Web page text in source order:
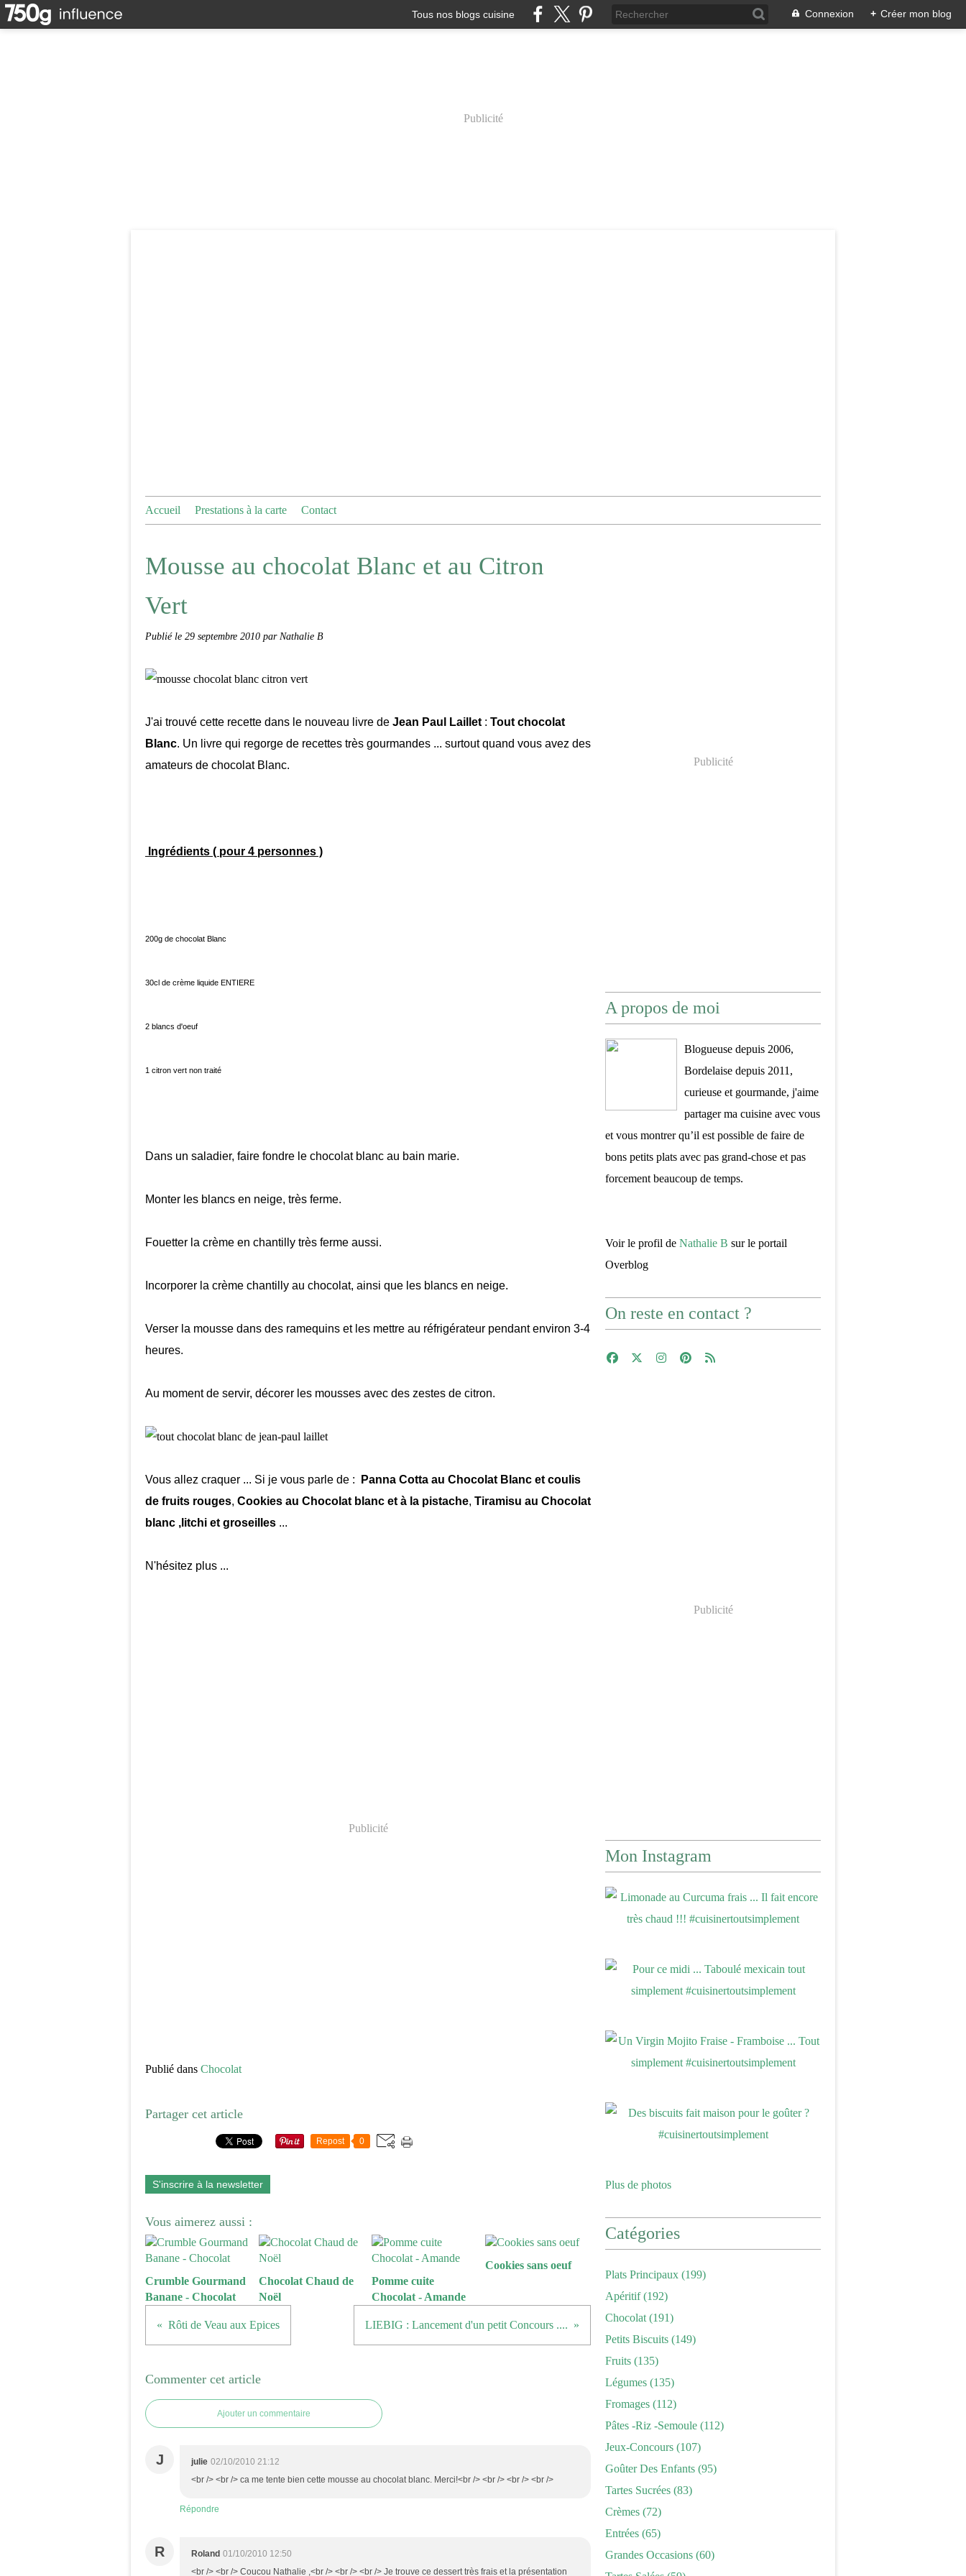
Tous nos blogs cuisine Connexion + Créer mon blog
Publicité
Accueil Prestations à la carte Contact
Mousse au chocolat Blanc et au Citron
Vert
Publié le 29 septembre 2010 par Nathalie B
J'ai trouvé cette recette dans le nouveau livre de Jean Paul Laillet : Tout chocolat
Blanc. Un livre qui regorge de recettes très gourmandes ... surtout quand vous avez des
amateurs de chocolat Blanc.
Ingrédients ( pour 4 personnes )
200g de chocolat Blanc
30cl de crème liquide ENTIERE
2 blancs d'oeuf
1 citron vert non traité
Dans un saladier, faire fondre le chocolat blanc au bain marie.
Monter les blancs en neige, très ferme.
Fouetter la crème en chantilly très ferme aussi.
Incorporer la crème chantilly au chocolat, ainsi que les blancs en neige.
Verser la mousse dans des ramequins et les mettre au réfrigérateur pendant environ 3-4
heures.
Au moment de servir, décorer les mousses avec des zestes de citron.
Vous allez craquer ... Si je vous parle de :
Panna Cotta au Chocolat Blanc et coulis
de fruits rouges, Cookies au Chocolat blanc et à la pistache, Tiramisu au Chocolat
blanc ,litchi et groseilles ...
N'hésitez plus ...
Publicité
Publié dans Chocolat
Partager cet article
Repost 0
S'inscrire à la newsletter
Vous aimerez aussi :
Crumble Gourmand
Banane - Chocolat
Chocolat Chaud de
Noël
Pomme cuite
Chocolat - Amande
Cookies sans oeuf
Rôti de Veau aux Epices LIEBIG : Lancement d'un petit Concours ....
Commenter cet article
Ajouter un commentaire
J julie 02/10/2010 21:12
<br /> <br /> ca me tente bien cette mousse au chocolat blanc. Merci!<br /> <br /> <br /> <br />
Répondre
R Roland 01/10/2010 12:50
<br /> <br /> Coucou Nathalie ,<br /> <br /> <br /> Je trouve ce dessert très frais et la présentation
Publicité
A propos de moi
Blogueuse depuis 2006,
Bordelaise depuis 2011,
curieuse et gourmande, j'aime
partager ma cuisine avec vous
et vous montrer qu’il est possible de faire de
bons petits plats avec pas grand-chose et pas
forcement beaucoup de temps.
Voir le profil de Nathalie B sur le portail
Overblog
On reste en contact ?
Publicité
Mon Instagram
Plus de photos
Catégories
Plats Principaux (199)
Apéritif(192)
Chocolat (191)
Petits Biscuits (149)
Fruits (135)
Légumes (135)
Fromages (112)
Pâtes -riz -semoule (112)
Jeux-Concours (107)
Goûter Des Enfants (95)
Tartes Sucrées (83)
Crèmes (72)
Entrées (65)
Grandes Occasions (60)